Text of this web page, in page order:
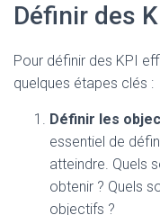
Définir des
Pour définir des KPI
quelques étapes clés :
Définir les
essentiel de
atteindre. Quels
obtenir ? Quels
objectifs ?